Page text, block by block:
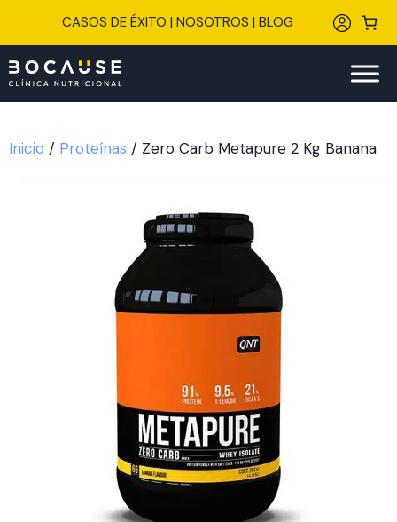
CASOS DE ÉXITO | NOSOTROS | BLOG
Inicio / Proteínas / Zero Carb Metapure 2 Kg Banana